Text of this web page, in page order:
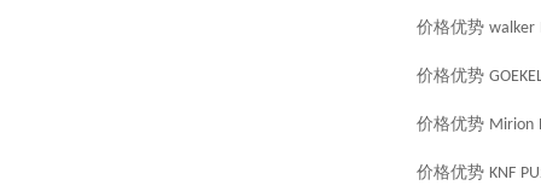
价格优势 walker
价格优势
价格优势 Mirion
价格优势 KNF